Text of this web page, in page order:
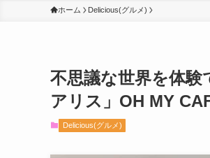
ホーム Delicious(グルメ)
不思議な世界を体
アリス」OH MY
Delicious(グルメ)